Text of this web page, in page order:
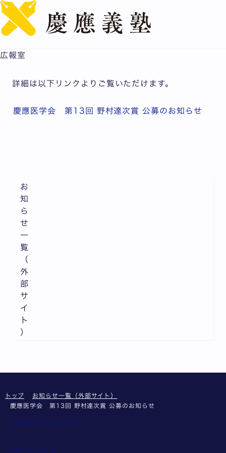
慶應医学会 第13回 野村達次賞 公募のお知らせ
広報室
詳細は以下リンクよりご覧いただけます。
慶應医学会 第13回 野村達次賞 公募のお知らせ
お
知
ら
せ
一
覧
（
外
部
サ
イ
ト
）
トップ
お知らせ一覧（外部サイト）
慶應医学会 第13回 野村達次賞 公募のお知らせ
このサイトについて
サイトマップ